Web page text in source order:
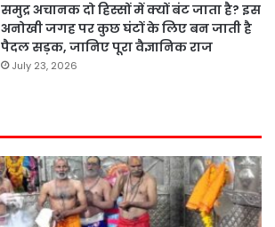
समुद्र अचानक दो हिस्सों में क्यों बंट जाता है? इस
अनोखी जगह पर कुछ घंटों के लिए बन जाती है
पैदल सड़क, जानिए पूरा वैज्ञानिक राज
July 23, 2026